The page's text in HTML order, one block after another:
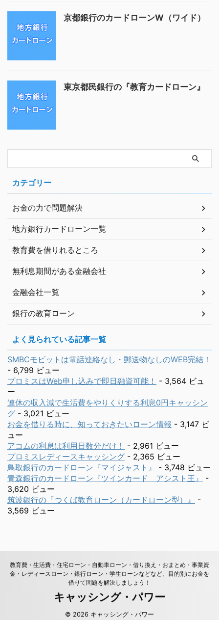
京都銀行のカードローンW（ワイド）
東京都民銀行の『教育カードローン』
カテゴリー
お金の力で問題解決
地方銀行カードローン一覧
教育費を借りれるところ
無利息期間がある金融会社
金融会社一覧
銀行の教育ローン
よく見られている記事一覧
SMBCモビットは電話連絡なし・郵送物なしのWEB完結！
- 6,799 ビュー
プロミスはWeb申し込みで即日融資可能！
- 3,564 ビュ
ー
連休の収入減で生活費をやりくりする利息0円キャッシン
グ - 3,021 ビュー
お金を借りる時に、知っておきたいローン情報 - 3,147 ビ
ュー
アコムの利息は利用日数分だけ！
- 2,961 ビュー
プロミスレディースキャッシング - 2,365 ビュー
鳥取銀行のカードローン『マイジャスト』
- 3,748 ビュー
青森銀行のカードローン『ツインカード アシスト王』
-
3,620 ビュー
筑波銀行の『つくば教育ローン（カードローン型）』
-
3,569 ビュー
教育費・生活費・住宅ローン・自動車ローン・借り換え・おまとめ・事業資
金・レディースローン・銀行ローン・学生ローンなどなど、目的別にお金を
借りて問題を解決しましょう！
キャッシング・パワー
© 2026 キャッシング・パワー